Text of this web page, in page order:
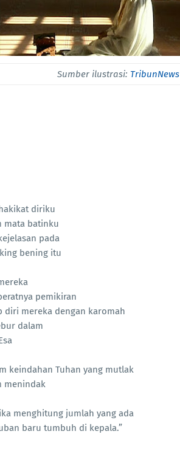
Sumber ilustrasi: TribunNews
diriku
mata batinku
pada
bening itu
pemikiran
diri mereka dengan karomah
dalam
keindahan Tuhan yang mutlak
menindak
menghitung jumlah yang ada
baru tumbuh di kepala.”